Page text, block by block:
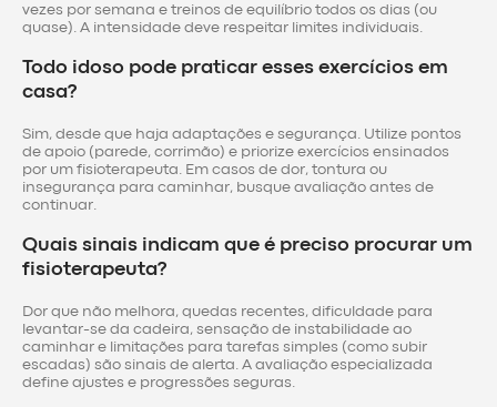
vezes por semana e treinos de equilíbrio todos os dias (ou
quase). A intensidade deve respeitar limites individuais.
Todo idoso pode praticar esses exercícios em
casa?
Sim, desde que haja adaptações e segurança. Utilize pontos
de apoio (parede, corrimão) e priorize exercícios ensinados
por um fisioterapeuta. Em casos de dor, tontura ou
insegurança para caminhar, busque avaliação antes de
continuar.
Quais sinais indicam que é preciso procurar um
fisioterapeuta?
Dor que não melhora, quedas recentes, dificuldade para
levantar-se da cadeira, sensação de instabilidade ao
caminhar e limitações para tarefas simples (como subir
escadas) são sinais de alerta. A avaliação especializada
define ajustes e progressões seguras.